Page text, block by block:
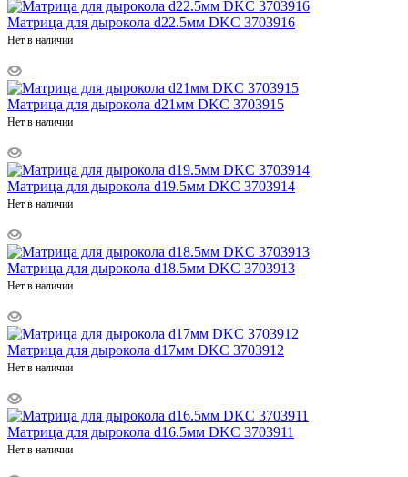
Матрица для дырокола d22.5мм DKC 3703916
Нет в наличии
Матрица для дырокола d21мм DKC 3703915
Нет в наличии
Матрица для дырокола d19.5мм DKC 3703914
Нет в наличии
Матрица для дырокола d18.5мм DKC 3703913
Нет в наличии
Матрица для дырокола d17мм DKC 3703912
Нет в наличии
Матрица для дырокола d16.5мм DKC 3703911
Нет в наличии